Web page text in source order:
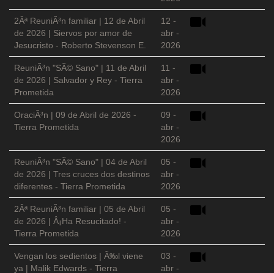
2Âª ReuniÃ³n familiar | 12 de Abril
de 2026 | Siervos por amor de
Jesucristo - Roberto Stevenson E.
12 -
abr -
2026
ReuniÃ³n "SÃ© Sano" | 11 de Abril
de 2026 | Salvador y Rey - Tierra
Prometida
11 -
abr -
2026
OraciÃ³n | 09 de Abril de 2026 -
Tierra Prometida
09 -
abr -
2026
ReuniÃ³n "SÃ© Sano" | 04 de Abril
de 2026 | Tres cruces dos destinos
diferentes - Tierra Prometida
05 -
abr -
2026
2Âª ReuniÃ³n familiar | 05 de Abril
de 2026 | Â¡Ha Resucitado! -
Tierra Prometida
05 -
abr -
2026
Vengan los sedientos | Ã‰l viene
ya | Malik Edwards - Tierra
03 -
abr -